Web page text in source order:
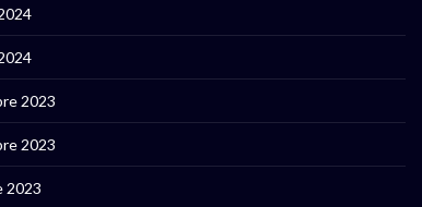
2023
2023
2023